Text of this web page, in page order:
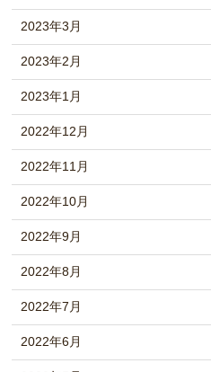
2023年3月
2023年2月
2023年1月
2022年12月
2022年11月
2022年10月
2022年9月
2022年8月
2022年7月
2022年6月